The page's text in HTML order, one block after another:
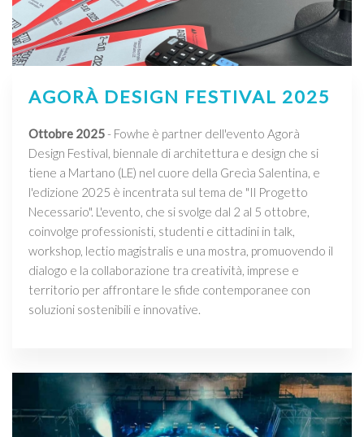
AGORÀ DESIGN FESTIVAL 2025
Ottobre 2025- Fowhe è partner dell'evento Agorà
Design Festival, biennale di architettura e design che si
tiene a Martano (LE) nel cuore della Grecìa Salentina, e
l'edizione 2025 è incentrata sul tema de "Il Progetto
Necessario". L'evento, che si svolge dal 2 al 5 ottobre,
coinvolge professionisti, studenti e cittadini in talk,
workshop, lectio magistralis e una mostra, promuovendo il
dialogo e la collaborazione tra creatività, imprese e
territorio per affrontare le sfide contemporanee con
soluzioni sostenibili e innovative.